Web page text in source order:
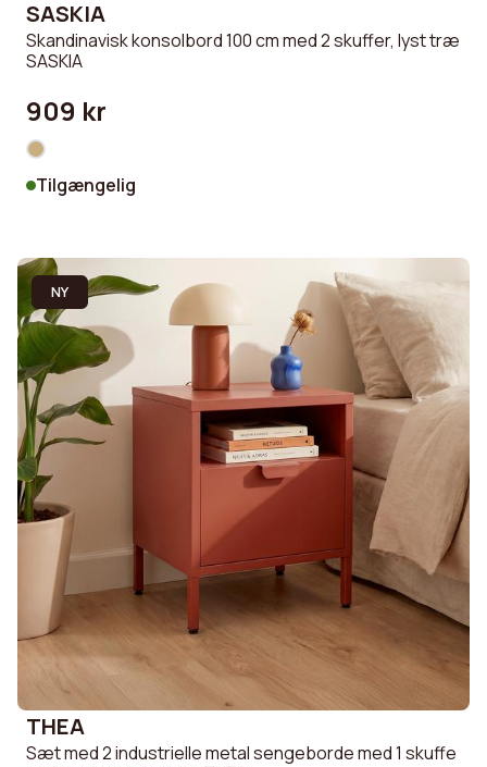
SASKIA
Skandinavisk konsolbord 100 cm med 2 skuffer, lyst træ
SASKIA
909 kr
Tilgængelig
NY
THEA
Sæt med 2 industrielle metal sengeborde med 1 skuffe